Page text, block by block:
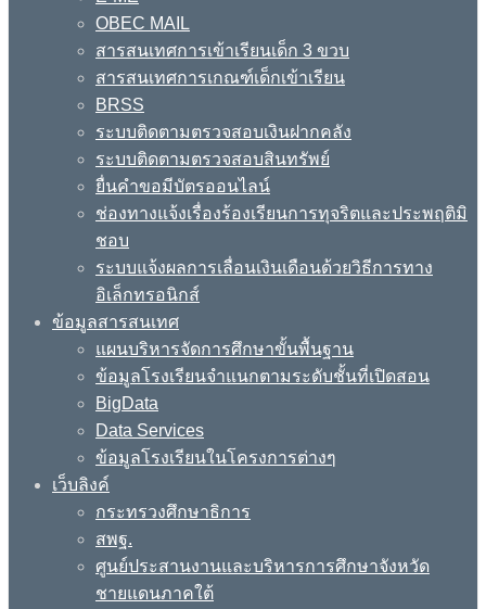
OBEC MAIL
สารสนเทศการเข้าเรียนเด็ก 3 ขวบ
สารสนเทศการเกณฑ์เด็กเข้าเรียน
BRSS
ระบบติดตามตรวจสอบเงินฝากคลัง
ระบบติดตามตรวจสอบสินทรัพย์
ยื่นคำขอมีบัตรออนไลน์
ช่องทางแจ้งเรื่องร้องเรียนการทุจริตและประพฤติมิ
ชอบ
ระบบแจ้งผลการเลื่อนเงินเดือนด้วยวิธีการทาง
อิเล็กทรอนิกส์
ข้อมูลสารสนเทศ
แผนบริหารจัดการศึกษาขั้นพื้นฐาน
ข้อมูลโรงเรียนจำแนกตามระดับชั้นที่เปิดสอน
BigData
Data Services
ข้อมูลโรงเรียนในโครงการต่างๆ
เว็บลิงค์
กระทรวงศึกษาธิการ
สพฐ.
ศูนย์ประสานงานและบริหารการศึกษาจังหวัด
ชายแดนภาคใต้